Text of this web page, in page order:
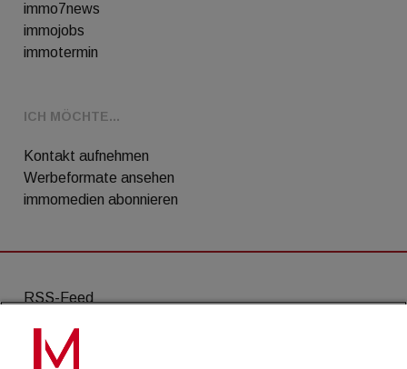
immo7news
immojobs
immotermin
ICH MÖCHTE...
Kontakt aufnehmen
Werbeformate ansehen
immomedien abonnieren
RSS-Feed
AGB
Datenschutz